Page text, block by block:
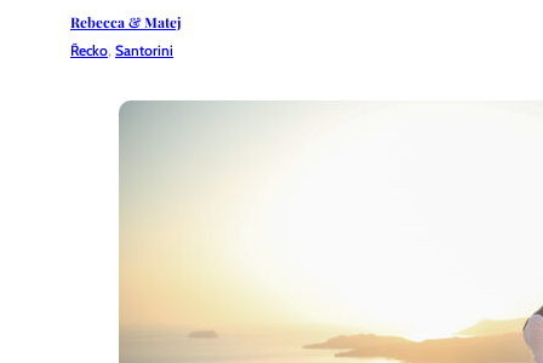
Rebecca & Matej
Řecko, Santorini